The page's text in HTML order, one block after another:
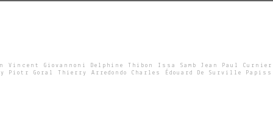
Vincent Giovannoni Delphine Thibon Issa Samb Jean Paul Curnier
Piotr Goral Thierry Arredondo Charles Édouard De Surville Papiss